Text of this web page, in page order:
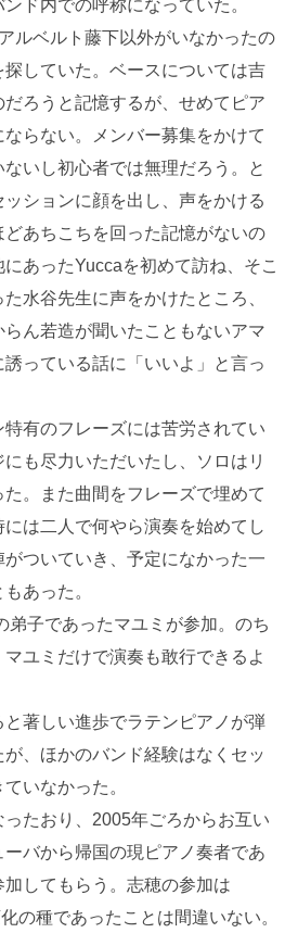
ド内での呼称になっていた。
ルベルト藤下以外がいなかったの
していた。ベースについては吉
ろうと記憶するが、せめてピア
ならない。メンバー募集をかけて
いし初心者では無理だろう。と
ションに顔を出し、声をかける
あちこちを回った記憶がないの
あったYuccaを初めて訪ね、そこ
水谷先生に声をかけたところ、
ん若造が聞いたこともないアマ
っている話に「いいよ」と言っ
有のフレーズには苦労されてい
も尽力いただいたし、ソロはリ
。また曲間をフレーズで埋めて
には二人で何やら演奏を始めてし
がついていき、予定になかった一
あった。
弟子であったマユミが参加。のち
ユミだけで演奏も敢行できるよ
著しい進歩でラテンピアノが弾
、ほかのバンド経験はなくセッ
いなかった。
たおり、2005年ごろからお互い
バから帰国の現ピアノ奏者であ
してもらう。志穂の参加は
の種であったことは間違いない。